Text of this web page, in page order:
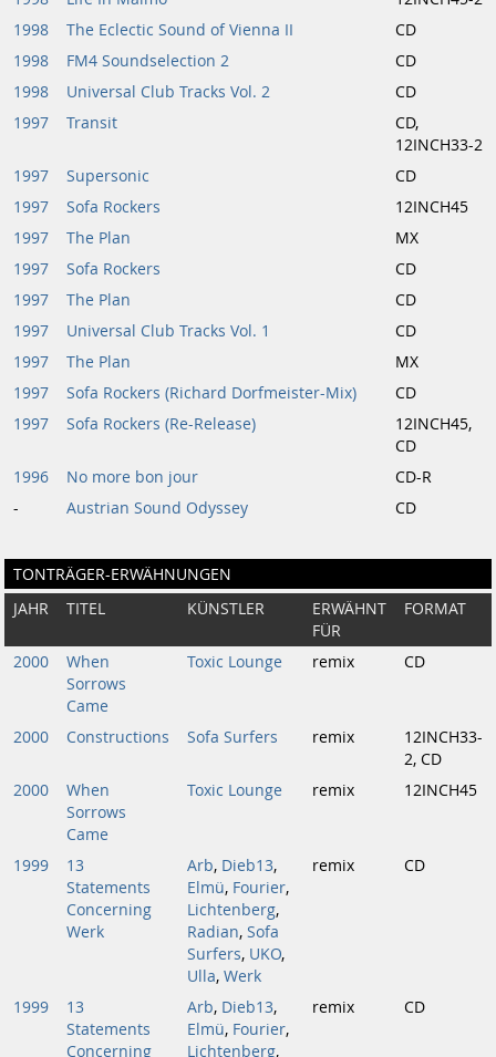
1998
The Eclectic Sound of Vienna II
CD
1998
FM4 Soundselection 2
CD
1998
Universal Club Tracks Vol. 2
CD
1997
Transit
CD,
12INCH33-2
1997
Supersonic
CD
1997
Sofa Rockers
12INCH45
1997
The Plan
MX
1997
Sofa Rockers
CD
1997
The Plan
CD
1997
Universal Club Tracks Vol. 1
CD
1997
The Plan
MX
1997
Sofa Rockers (Richard Dorfmeister-Mix)
CD
1997
Sofa Rockers (Re-Release)
12INCH45,
CD
1996
No more bon jour
CD-R
-
Austrian Sound Odyssey CD
TONTRÄGER-ERWÄHNUNGEN
JAHR TITEL KÜNSTLER
ERWÄHNT
FÜR
FORMAT
2000
When
Sorrows
Came
Toxic Lounge remix CD
2000 Constructions Sofa Surfers remix
12INCH33-
2, CD
2000
When
Sorrows
Came
Toxic Lounge remix 12INCH45
1999
13
Statements
Concerning
Werk
Arb, Dieb13,
Elmü, Fourier,
Lichtenberg,
Radian, Sofa
Surfers, UKO,
Ulla, Werk
remix CD
1999
13
Statements
Concerning
Arb, Dieb13,
Elmü, Fourier,
Lichtenberg,
remix CD